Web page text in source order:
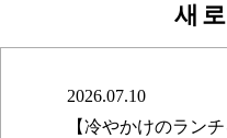
새
2026.07.10
【冷やかけのラン